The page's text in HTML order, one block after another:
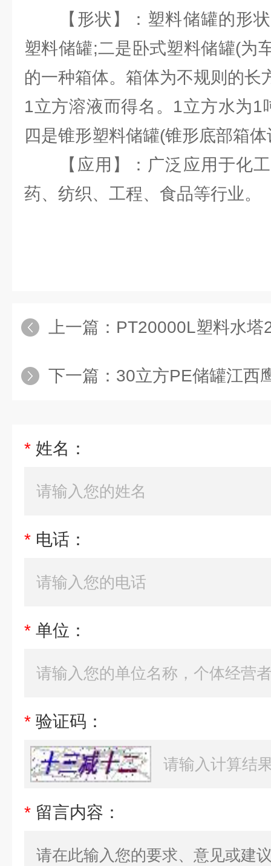
【形状】：塑料储罐的形状
塑料储罐;二是卧式塑料储罐(为
的一种箱体。箱体为不规则的长
1立方溶液而得名。1立方水为1
四是锥形塑料储罐(锥形底部箱
【应用】：广泛应用于化工
药、纺织、工程、食品等行业。
上一篇： PT20000L塑料水塔20立方PAC药
下一篇： 30立方PE储罐江西鹰潭PE塑料
* 姓名：
* 电话：
* 单位：
* 验证码：
* 留言内容：